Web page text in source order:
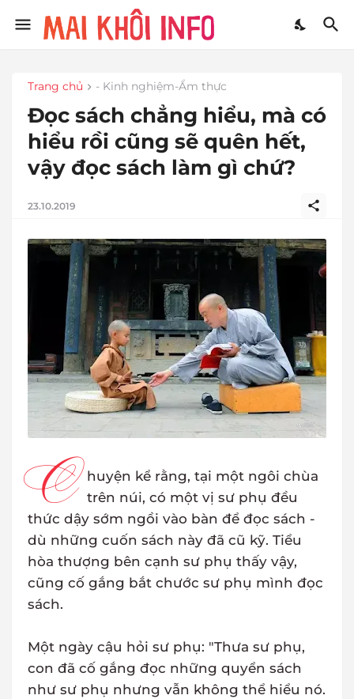
Trang chủ - Kinh nghiệm-Ẩm thực
Đọc sách chẳng hiểu, mà có
hiểu rồi cũng sẽ quên hết,
vậy đọc sách làm gì chứ?
23.10.2019
C huyện kể rằng, tại một ngôi chùa
trên núi, có một vị sư phụ đều
thức dậy sớm ngồi vào bàn để đọc sách -
dù những cuốn sách này đã cũ kỹ. Tiểu
hòa thượng bên cạnh sư phụ thấy vậy,
cũng cố gắng bắt chước sư phụ mình đọc
sách.
Một ngày cậu hỏi sư phụ: "Thưa sư phụ,
con đã cố gắng đọc những quyển sách
như sư phụ nhưng vẫn không thể hiểu nó.